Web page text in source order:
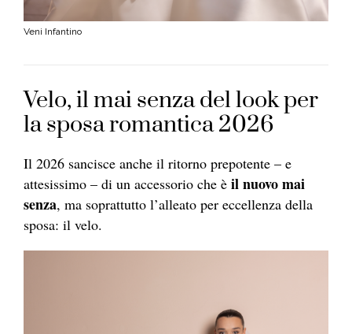
Veni Infantino
Velo, il mai senza del look per
la sposa romantica 2026
Il 2026 sancisce anche il ritorno prepotente – e
attesissimo – di un accessorio che è il nuovo mai
senza, ma soprattutto l’alleato per eccellenza della
sposa: il velo.